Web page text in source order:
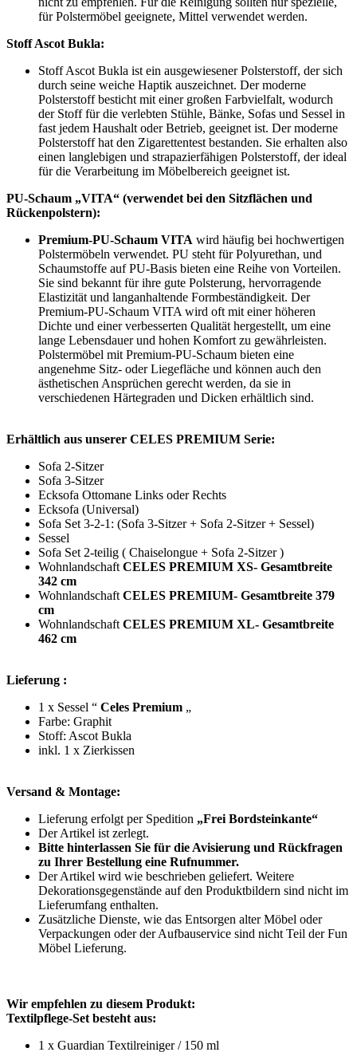
für Polstermöbel geeignete, Mittel verwendet werden.
Stoff Ascot Bukla:
Stoff Ascot Bukla ist ein ausgewiesener Polsterstoff, der sich
durch seine weiche Haptik auszeichnet. Der moderne
Polsterstoff besticht mit einer großen Farbvielfalt, wodurch
der Stoff für die verlebten Stühle, Bänke, Sofas und Sessel in
fast jedem Haushalt oder Betrieb, geeignet ist. Der moderne
Polsterstoff hat den Zigarettentest bestanden. Sie erhalten also
einen langlebigen und strapazierfähigen Polsterstoff, der ideal
für die Verarbeitung im Möbelbereich geeignet ist.
PU-Schaum „VITA“ (verwendet bei den Sitzflächen und
Rückenpolstern):
Premium-PU-Schaum VITA wird häufig bei hochwertigen
Polstermöbeln verwendet. PU steht für Polyurethan, und
Schaumstoffe auf PU-Basis bieten eine Reihe von Vorteilen.
Sie sind bekannt für ihre gute Polsterung, hervorragende
Elastizität und langanhaltende Formbeständigkeit. Der
Premium-PU-Schaum VITA wird oft mit einer höheren
Dichte und einer verbesserten Qualität hergestellt, um eine
lange Lebensdauer und hohen Komfort zu gewährleisten.
Polstermöbel mit Premium-PU-Schaum bieten eine
angenehme Sitz- oder Liegefläche und können auch den
ästhetischen Ansprüchen gerecht werden, da sie in
verschiedenen Härtegraden und Dicken erhältlich sind.
Erhältlich aus unserer CELES PREMIUM Serie:
Sofa 2-Sitzer
Sofa 3-Sitzer
Ecksofa Ottomane Links oder Rechts
Ecksofa (Universal)
Sofa Set 3-2-1: (Sofa 3-Sitzer + Sofa 2-Sitzer + Sessel)
Sessel
Sofa Set 2-teilig ( Chaiselongue + Sofa 2-Sitzer )
Wohnlandschaft CELES PREMIUM XS- Gesamtbreite
342 cm
Wohnlandschaft CELES PREMIUM- Gesamtbreite 379
cm
Wohnlandschaft CELES PREMIUM XL- Gesamtbreite
462 cm
Lieferung :
1 x Sessel “ Celes Premium „
Farbe: Graphit
Stoff: Ascot Bukla
inkl. 1 x Zierkissen
Versand & Montage:
Lieferung erfolgt per Spedition „Frei Bordsteinkante“
Der Artikel ist zerlegt.
Bitte hinterlassen Sie für die Avisierung und Rückfragen
zu Ihrer Bestellung eine Rufnummer.
Der Artikel wird wie beschrieben geliefert. Weitere
Dekorationsgegenstände auf den Produktbildern sind nicht im
Lieferumfang enthalten.
Zusätzliche Dienste, wie das Entsorgen alter Möbel oder
Verpackungen oder der Aufbauservice sind nicht Teil der Fun
Möbel Lieferung.
Wir empfehlen zu diesem Produkt:
Textilpflege-Set besteht aus:
1 x Guardian Textilreiniger / 150 ml